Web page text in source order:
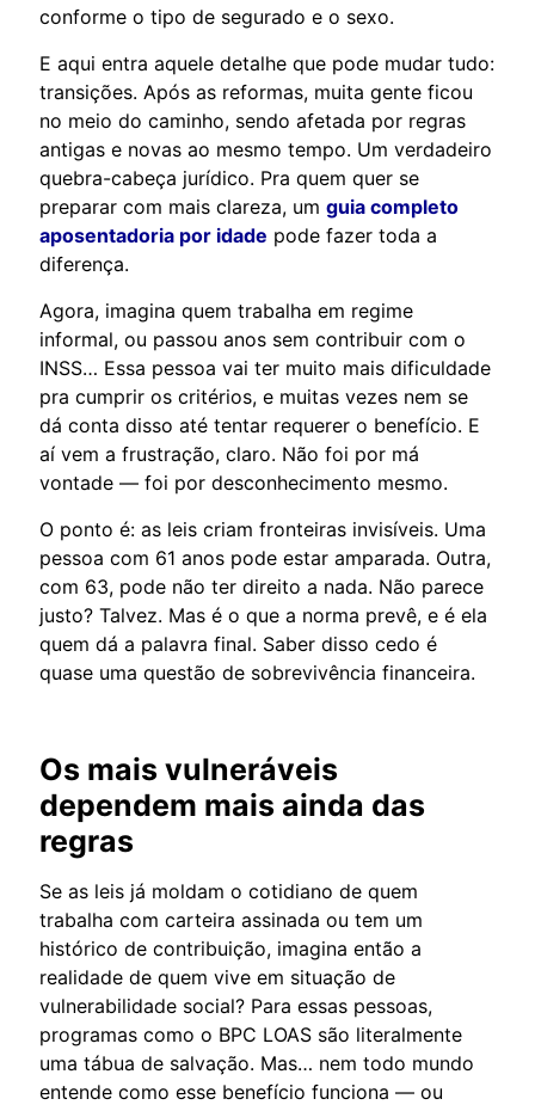
conforme o tipo de segurado e o sexo.
E aqui entra aquele detalhe que pode mudar tudo:
transições. Após as reformas, muita gente ficou
no meio do caminho, sendo afetada por regras
antigas e novas ao mesmo tempo. Um verdadeiro
quebra-cabeça jurídico. Pra quem quer se
preparar com mais clareza, um guia completo
aposentadoria por idade pode fazer toda a
diferença.
Agora, imagina quem trabalha em regime
informal, ou passou anos sem contribuir com o
INSS… Essa pessoa vai ter muito mais dificuldade
pra cumprir os critérios, e muitas vezes nem se
dá conta disso até tentar requerer o benefício. E
aí vem a frustração, claro. Não foi por má
vontade — foi por desconhecimento mesmo.
O ponto é: as leis criam fronteiras invisíveis. Uma
pessoa com 61 anos pode estar amparada. Outra,
com 63, pode não ter direito a nada. Não parece
justo? Talvez. Mas é o que a norma prevê, e é ela
quem dá a palavra final. Saber disso cedo é
quase uma questão de sobrevivência financeira.
Os mais vulneráveis
dependem mais ainda das
regras
Se as leis já moldam o cotidiano de quem
trabalha com carteira assinada ou tem um
histórico de contribuição, imagina então a
realidade de quem vive em situação de
vulnerabilidade social? Para essas pessoas,
programas como o BPC LOAS são literalmente
uma tábua de salvação. Mas… nem todo mundo
entende como esse benefício funciona — ou